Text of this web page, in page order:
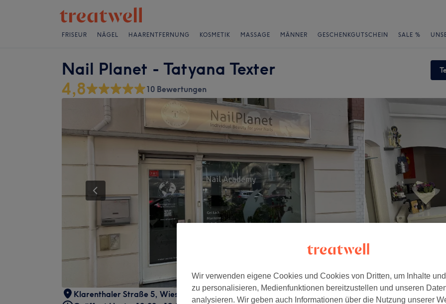
FRISEUR NÄGEL HAARENTFERNUNG KOSMETIK MASSAGE MÄNNER GESCHENKGUTSCHEIN SALE %
Nail Planet - Tatyana Texter
4,8 10 Bewertungen
Klarenthaler Straße 5, Wiesbaden , DE, 65197
Wir verwenden eigene Cookies und Cookies von Dritten, um Inhalte
zu personalisieren, Medienfunktionen bereitzustellen und unseren
analysieren. Wir geben auch Informationen über die Nutzung unserer